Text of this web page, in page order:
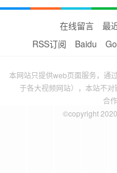
在线留言 最
RSS订阅
Baidu
本网站只提供web页面服务，通
于各大视频网站），本站不
合
©copyright